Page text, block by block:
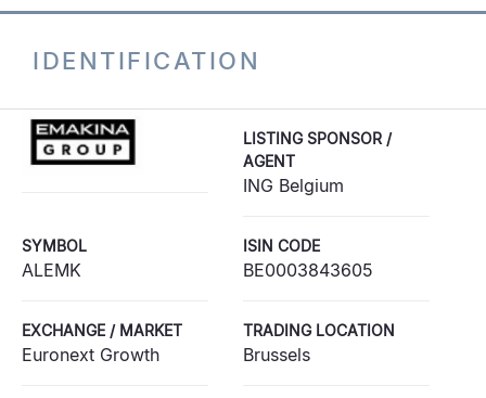
IDENTIFICATION
LISTING SPONSOR /
AGENT
ING Belgium
SYMBOL
ALEMK
ISIN CODE
BE0003843605
EXCHANGE / MARKET
Euronext Growth
TRADING LOCATION
Brussels